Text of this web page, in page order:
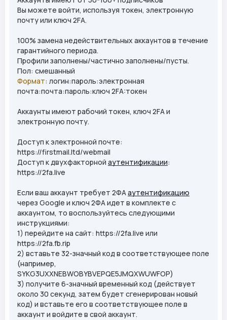
Вы можете войти, используя токен, электронную
почту или ключ 2FA.
100% замена недействительных аккаунтов в течение
гарантийного периода.
Профили заполнены/частично заполнены/пусты.
Пол: смешанный
Формат: логин:пароль:электронная
почта:почта:пароль:ключ 2FA:токен
Аккаунты имеют рабочий токен, ключ 2FA и
электронную почту.
Доступ к электронной почте:
https://firstmail.ltd/webmail
Доступ к двухфакторной аутентификации:
https://2fa.live
Если ваш аккаунт требует 2ФАаутентификацию
через Google и ключ 2ФА идет в комплекте с
аккаунтом, то воспользуйтесь следующими
инструкциями:
1) перейдите на сайт: https://2fa.live или
https://2fa.fb.rip
2) вставьте 32-значный код в соответствующее поле
(например,
SYKG3UXXNEBWOBYBVEPQE5JMQXWUWFOP)
3) получите 6-значный временный код (действует
около 30 секунд, затем будет сгенерирован новый
код) и вставьте его в соответствующее поле в
аккаунт и войдите в свой аккаунт.